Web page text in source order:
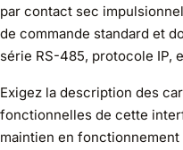
par contact sec
de commande standard et
série RS-485, protocole IP,
Exigez la description des
fonctionnelles de cette
maintien en fonctionnement